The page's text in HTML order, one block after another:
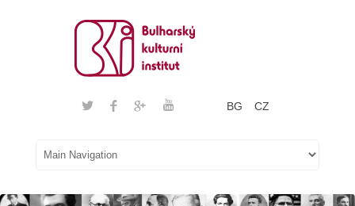
BG CZ